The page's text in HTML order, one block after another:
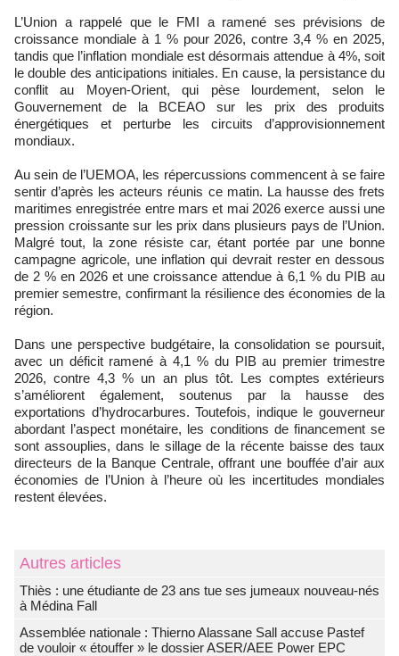
L’Union a rappelé que le FMI a ramené ses prévisions de
croissance mondiale à 1 % pour 2026, contre 3,4 % en 2025,
tandis que l’inflation mondiale est désormais attendue à 4%, soit
le double des anticipations initiales. En cause, la persistance du
conflit au Moyen-Orient, qui pèse lourdement, selon le
Gouvernement de la BCEAO sur les prix des produits
énergétiques et perturbe les circuits d’approvisionnement
mondiaux.
Au sein de l’UEMOA, les répercussions commencent à se faire
sentir d’après les acteurs réunis ce matin. La hausse des frets
maritimes enregistrée entre mars et mai 2026 exerce aussi une
pression croissante sur les prix dans plusieurs pays de l’Union.
Malgré tout, la zone résiste car, étant portée par une bonne
campagne agricole, une inflation qui devrait rester en dessous
de 2 % en 2026 et une croissance attendue à 6,1 % du PIB au
premier semestre, confirmant la résilience des économies de la
région.
Dans une perspective budgétaire, la consolidation se poursuit,
avec un déficit ramené à 4,1 % du PIB au premier trimestre
2026, contre 4,3 % un an plus tôt. Les comptes extérieurs
s’améliorent également, soutenus par la hausse des
exportations d’hydrocarbures. Toutefois, indique le gouverneur
abordant l’aspect monétaire, les conditions de financement se
sont assouplies, dans le sillage de la récente baisse des taux
directeurs de la Banque Centrale, offrant une bouffée d’air aux
économies de l’Union à l’heure où les incertitudes mondiales
restent élevées.
Autres articles
Thiès : une étudiante de 23 ans tue ses jumeaux nouveau-nés
à Médina Fall
Assemblée nationale : Thierno Alassane Sall accuse Pastef
de vouloir « étouffer » le dossier ASER/AEE Power EPC